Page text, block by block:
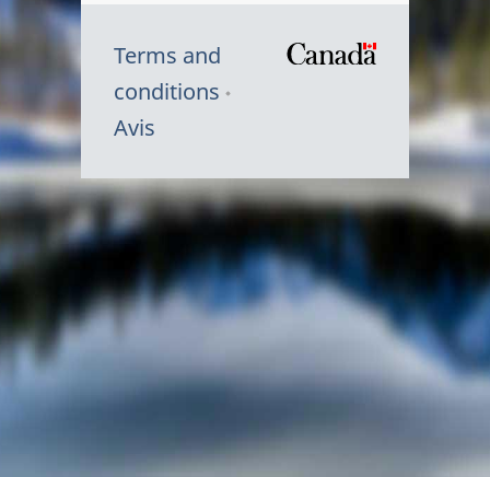
Terms and
conditions
Avis
Symbole
du
Canada